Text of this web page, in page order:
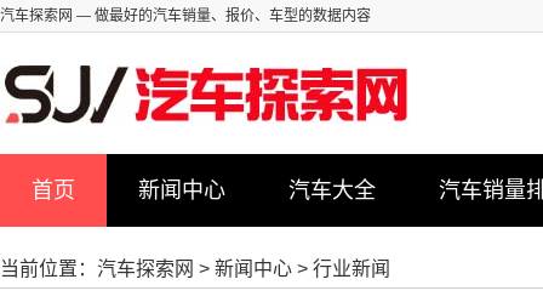
汽车探索网 — 做最好的汽车销量、报价、车型的数据内容
首页 新闻中心 汽车大全 汽车销量
当前位置： 汽车探索网 > 新闻中心 > 行业新闻